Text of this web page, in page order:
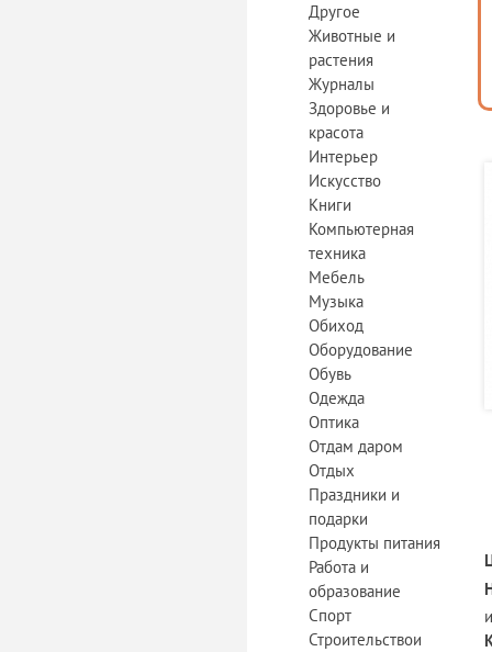
Другое
Животные и
растения
Журналы
Здоровье и
красота
Интерьер
Искусство
Книги
Компьютерная
техника
Мебель
Музыка
Обиход
Оборудование
Обувь
Одежда
Оптика
Отдам даром
Отдых
Праздники и
подарки
Продукты питания
Работа и
образование
Спорт
Строительствои